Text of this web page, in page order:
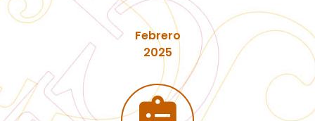
Febrero
2025